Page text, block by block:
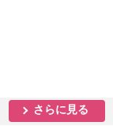
さらに見る